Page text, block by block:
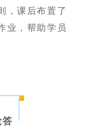
，课后布置了
业，帮助学员
答